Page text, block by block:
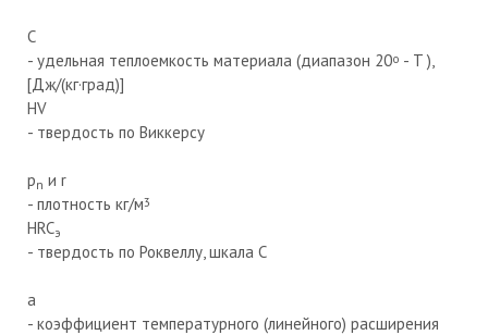
C
- удельная теплоемкость материала (диапазон 20o - T ),
[Дж/(кг·град)]
HV
- твердость по Виккерсу
pn и r
- плотность кг/м3
HRCэ
- твердость по Роквеллу, шкала С
а
- коэффициент температурного (линейного) расширения